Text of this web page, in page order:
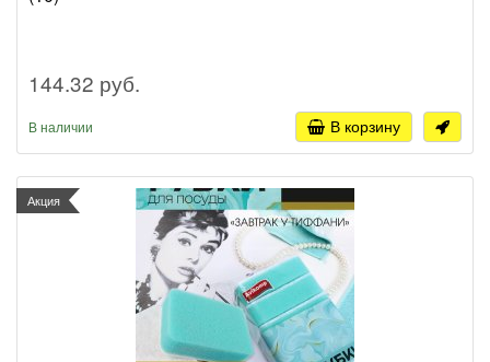
144.32 руб.
В наличии В корзину
Акция